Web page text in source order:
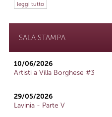
leggi tutto
SALA STAMPA
10/06/2026
Artisti a Villa Borghese #3
29/05/2026
Lavinia - Parte V